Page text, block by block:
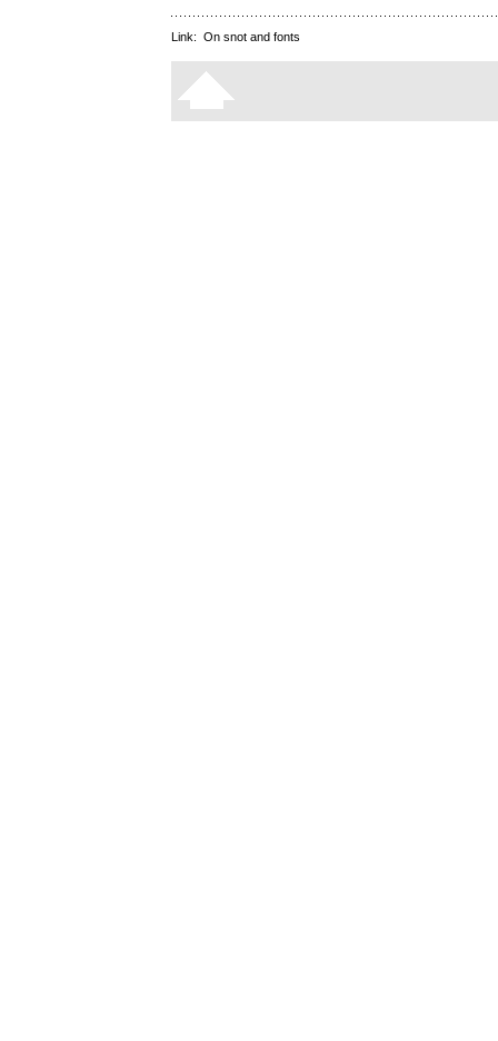
Link: On snot and fonts